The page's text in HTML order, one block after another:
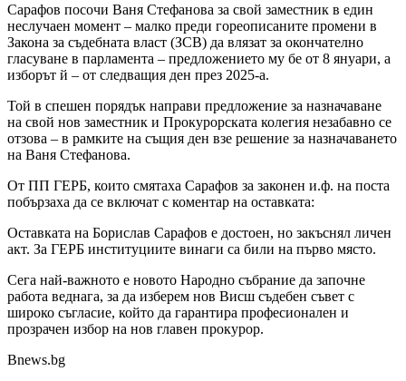
Сарафов посочи Ваня Стефанова за свой заместник в един
неслучаен момент – малко преди гореописаните промени в
Закона за съдебната власт (ЗСВ) да влязат за окончателно
гласуване в парламента – предложението му бе от 8 януари, а
изборът й – от следващия ден през 2025-а.
Той в спешен порядък направи предложение за назначаване
на свой нов заместник и Прокурорската колегия незабавно се
отзова – в рамките на същия ден взе решение за назначаването
на Ваня Стефанова.
От ПП ГЕРБ, които смятаха Сарафов за законен и.ф. на поста
побързаха да се включат с коментар на оставката:
Оставката на Борислав Сарафов е достоен, но закъснял личен
акт. За ГЕРБ институциите винаги са били на първо място.
Сега най-важното е новото Народно събрание да започне
работа веднага, за да изберем нов Висш съдебен съвет с
широко съгласие, който да гарантира професионален и
прозрачен избор на нов главен прокурор.
Bnews.bg